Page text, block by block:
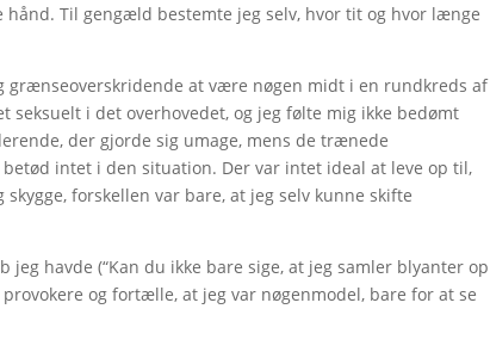
Til gengæld bestemte jeg selv, hvor tit og hvor længe
grænseoverskridende at være nøgen midt i en rundkreds af
seksuelt i det overhovedet, og jeg følte mig ikke bedømt
der gjorde sig umage, mens de trænede
intet i den situation. Der var intet ideal at leve op til,
forskellen var bare, at jeg selv kunne skifte
havde (“Kan du ikke bare sige, at jeg samler blyanter op
og fortælle, at jeg var nøgenmodel, bare for at se